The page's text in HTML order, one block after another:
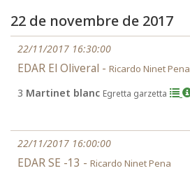
22 de novembre de 2017
22/11/2017 16:30:00
EDAR El Oliveral - Ricardo Ninet Pena
3 Martinet blanc Egretta garzetta
22/11/2017 16:00:00
EDAR SE -13 - Ricardo Ninet Pena